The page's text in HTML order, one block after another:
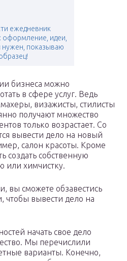
ежедневник
оформление, идеи,
нужен, показываю
бизнеса можно
в сфере услуг. Ведь
визажисты, стилисты
получают множество
только возрастает. Со
вывести дело на новый
салон красоты. Кроме
создать собственную
или химчистку.
вы сможете обзавестись
чтобы вывести дело на
начать свое дело
Мы перечислили
варианты. Конечно,